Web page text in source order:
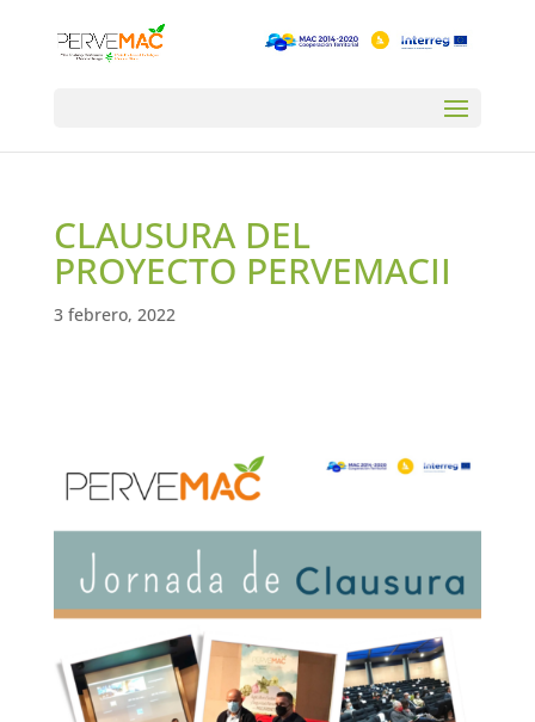
CLAUSURA DEL
PROYECTO PERVEMACII
3 febrero, 2022